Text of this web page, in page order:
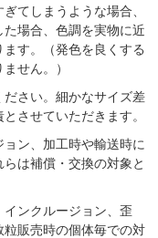
てしまうような場合、
場合、色調を実物に近
す。（発色を良くする
せん。）
さい。細かなサイズ差
させていただきます。
ン、加工時や輸送時に
は補償・交換の対象と
ンクルージョン、歪
販売時の個体毎での対